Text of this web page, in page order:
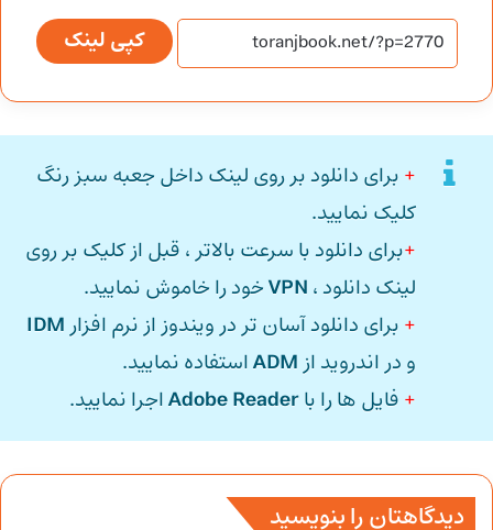
کپی لینک
+ برای دانلود بر روی لینک داخل جعبه سبز رنگ
کلیک نمایید.
+برای دانلود با سرعت بالاتر ، قبل از کلیک بر روی
لینک دانلود ، VPNخود را خاموش نمایید.
+ برای دانلود آسان تر در ویندوز از نرم افزار IDM
و در اندروید از ADMاستفاده نمایید.
+ فایل ها را باAdobe Readerاجرا نمایید.
دیدگاهتان را بنویسید